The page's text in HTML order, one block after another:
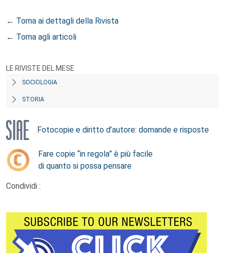
← Torna ai dettagli della Rivista
← Torna agli articoli
LE RIVISTE DEL MESE
SOCIOLOGIA
STORIA
Fotocopie e diritto d’autore: domande e risposte
Fare copie “in regola” è più facile
di quanto si possa pensare
Condividi :